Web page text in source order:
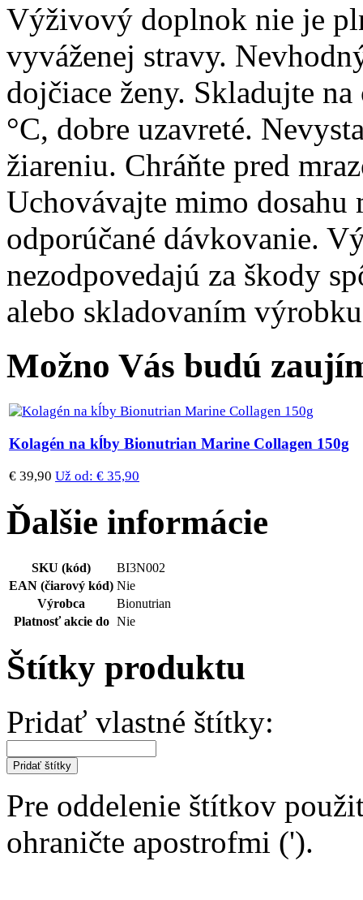
Výživový doplnok nie je
vyváženej stravy.
dojčiace ženy. Skladujte
°C, dobre uzavreté.
žiareniu. Chráňte pred
Uchovávajte mimo
odporúčané dávkovanie.
nezodpovedajú za škody
alebo skladovaním
Možno Vás budú
Kolagén na kĺby Bionutrian Marine Collagen 150g
€ 39,90 Už od: € 35,90
Ďalšie informácie
SKU (kód)
BI3N002
EAN (čiarový kód) Nie
Výrobca
Bionutrian
Platnosť akcie do Nie
Štítky produktu
Pridať vlastné štítky:
Pridať štítky
Pre oddelenie štítkov
ohraničte apostrofmi (').